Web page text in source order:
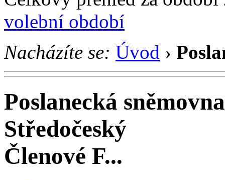
volební období
Nacházíte se: Úvod ›
Poslanecká sněmovna
Středočeský
Členové F...